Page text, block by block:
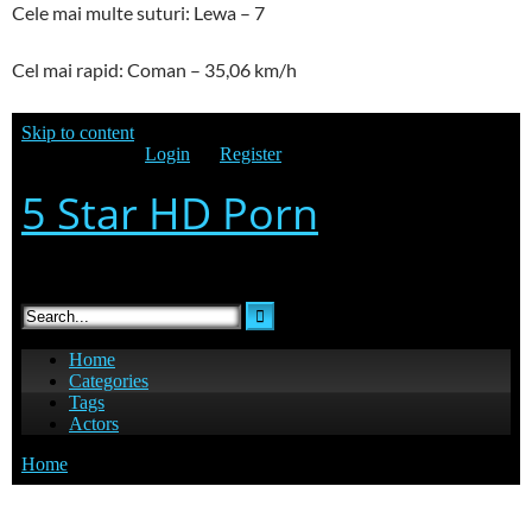
Cele mai multe suturi: Lewa – 7
Cel mai rapid: Coman – 35,06 km/h